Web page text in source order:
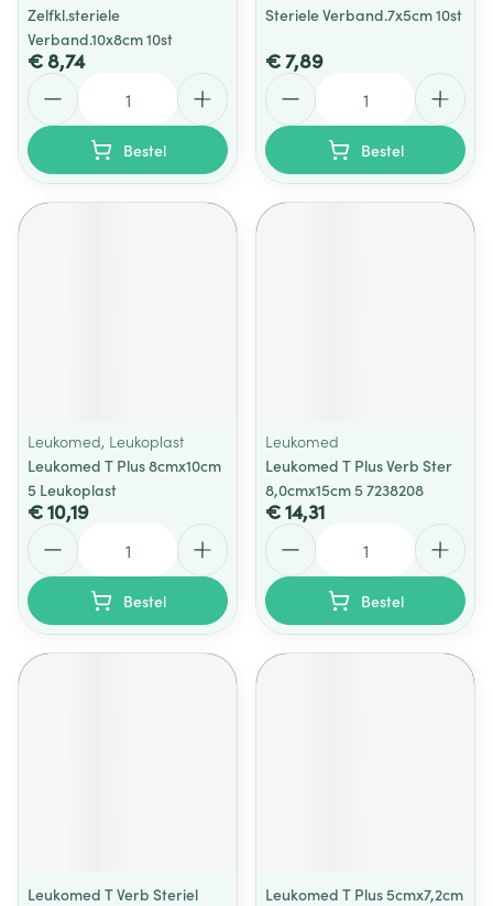
Zelfkl.steriele
Verband.10x8cm 10st
€ 8,74
Bestel
Steriele Verband.7x5cm 10st
€ 7,89
Bestel
Leukomed, Leukoplast
Leukomed T Plus 8cmx10cm
5 Leukoplast
€ 10,19
Bestel
Leukomed
Leukomed T Plus Verb Ster
8,0cmx15cm 5 7238208
€ 14,31
Bestel
Leukomed T Verb Steriel
Leukomed T Plus 5cmx7,2cm